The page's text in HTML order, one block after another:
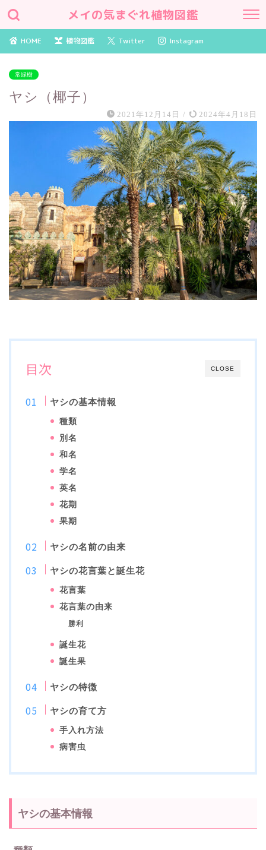
メイの気まぐれ植物図鑑
HOME 植物図鑑 Twitter Instagram
常緑樹
ヤシ（椰子）
2021年12月14日 / 2024年4月18日
CLOSE
目次
ヤシの基本情報
種類
別名
和名
学名
英名
花期
果期
ヤシの名前の由来
ヤシの花言葉と誕生花
花言葉
花言葉の由来
勝利
誕生花
誕生果
ヤシの特徴
ヤシの育て方
手入れ方法
病害虫
ヤシの基本情報